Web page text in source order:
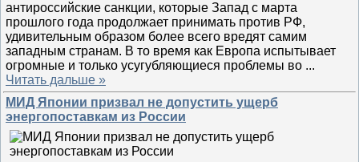
антироссийские санкции, которые Запад с марта
прошлого года продолжает принимать против РФ,
удивительным образом более всего вредят самим
западным странам. В то время как Европа испытывает
огромные и только усугубляющиеся проблемы во ...
Читать дальше »
МИД Японии призвал не допустить ущерб
энергопоставкам из России